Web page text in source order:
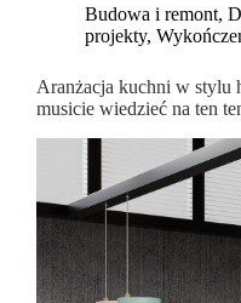
Budowa i remont,
projekty,
Aranżacja kuchni w stylu
musicie wiedzieć na ten